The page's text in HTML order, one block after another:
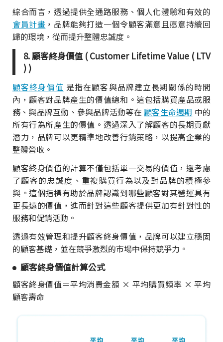
綜合而言，透過提供全通路服務、個人化體驗和有效的
會員計畫 ，品牌能夠打造一個令顧客滿意且愿意持續回
歸的環境，從而提升整體忠誠度。
8. 顧客終身價值 ( Customer Lifetime Value ( LTV
) )
顧客終身價值 是指在顧客與品牌建立長期關係的時間
內，顧客對品牌產生的價值總和。這包括購買產品或服
務、與品牌互動、參與品牌活動等在 顧客生命週期 中的
所有行為所產生的價值。透過深入了解顧客的長期貢獻
潛力，品牌可以更精準地改善行銷策略，以提高企業的
整體營收。
顧客終身價值的計算不僅包括單一交易的價值，還考慮
了顧客的忠誠度、重複購買行為以及對品牌的積極參
與。這個指標有助於品牌認識到哪些顧客對其營運具有
更長遠的價值，進而針對這些顧客提供更加有針對性的
服務和促銷活動。
透過有效管理和提升顧客終身價值，品牌可以建立穩固
的顧客基礎，並在競爭激烈的市場中保持競爭力。
顧客終身價值計算公式
顧客終身價值＝平均消費金額 × 平均購買頻率 × 平均
顧客壽命